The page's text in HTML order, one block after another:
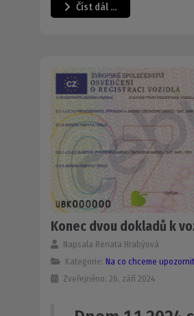
Číst dál …
Konec dvou dokladů k
Napsala Renata Hrabýová
Kategorie: Na co chceme upozornit
Zveřejněno: 26. září 2024